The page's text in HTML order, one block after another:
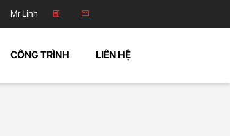
Mr Linh
CÔNG TRÌNH LIÊN HỆ